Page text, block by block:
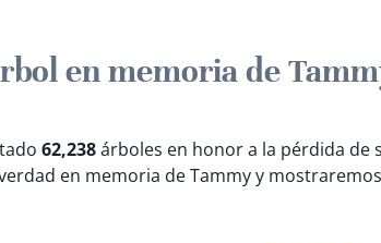
en memoria de
62,238árboles en honor a la pérdida de
en memoria de Tammy y